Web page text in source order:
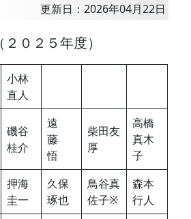
更新日：2026年04月22日
（２０２５年度）
小林
直人
磯谷
桂介
遠
藤
悟
柴田友
厚
高橋
真木
子
押海
圭一
久保
琢也
鳥谷真
佐子※
森本
行人